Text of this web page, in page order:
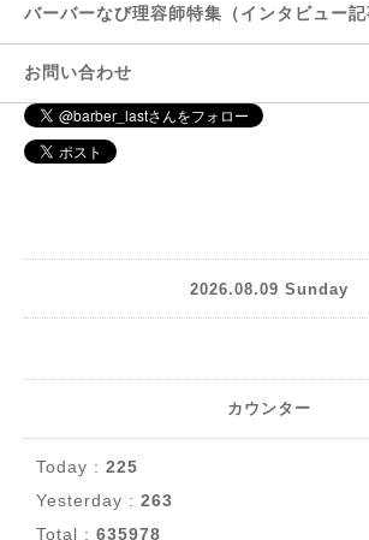
バーバーなび理容師特集（インタビュー記
お問い合わせ
2026.08.09 Sunday
カウンター
Today : 225
Yesterday : 263
Total : 635978